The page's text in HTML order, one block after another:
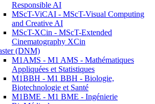
Responsible AI
MScT-ViCAI - MScT-Visual Computing
and Creative AI
MScT-XCin - MScT-Extended
Cinematography XCin
(DNM)
M1AMS - M1 AMS - Mathématiques
Appliquées et Statistiques
M1BBH - M1 BBH - Biologie,
Biotechnologie et Santé
M1BME - M1 BME - Ingénierie